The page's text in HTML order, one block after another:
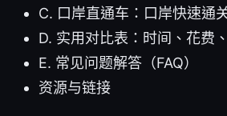
C. 口岸直通车：口岸快速通
D. 实用对比表：时间、花费
E. 常见问题解答（FAQ）
资源与链接